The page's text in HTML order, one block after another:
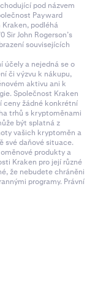
pod názvem
Payward
podléhá
John Rogerson’s
souvisejících
účely a nejedná se o
či výzvu k nákupu,
aktivu ani k
Společnost Kraken
ceny žádné konkrétní
trhů s kryptoměnami
být splatná z
vašich kryptoměn a
své daňové situace.
produkty a
Kraken pro její různé
že nebudete chráněni
programy. Právní